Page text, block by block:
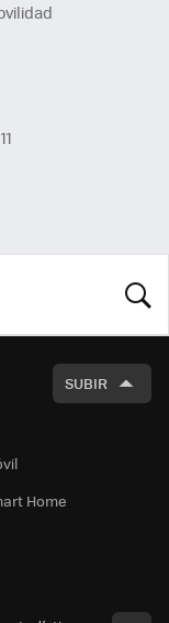
SUBIR
Home